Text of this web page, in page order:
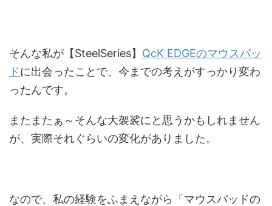
そんな私が【SteelSeries】 QcK EDGEのマウスパッ
ドに出会ったことで、今までの考えがすっかり変わ
ったんです。
またまたぁ～そんな大袈裟にと思うかもしれません
が、実際それぐらいの変化がありました。
なので、私の経験をふまえながら「マウスパッドの